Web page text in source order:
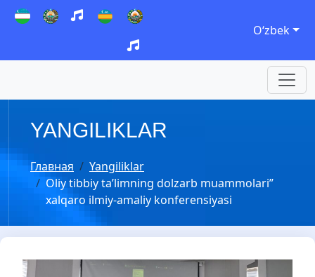
Oʻzbek
YANGILIKLAR
Главная
Yangiliklar
Oliy tibbiy ta’limning dolzarb muammolari”
xalqaro ilmiy-amaliy konferensiyasi